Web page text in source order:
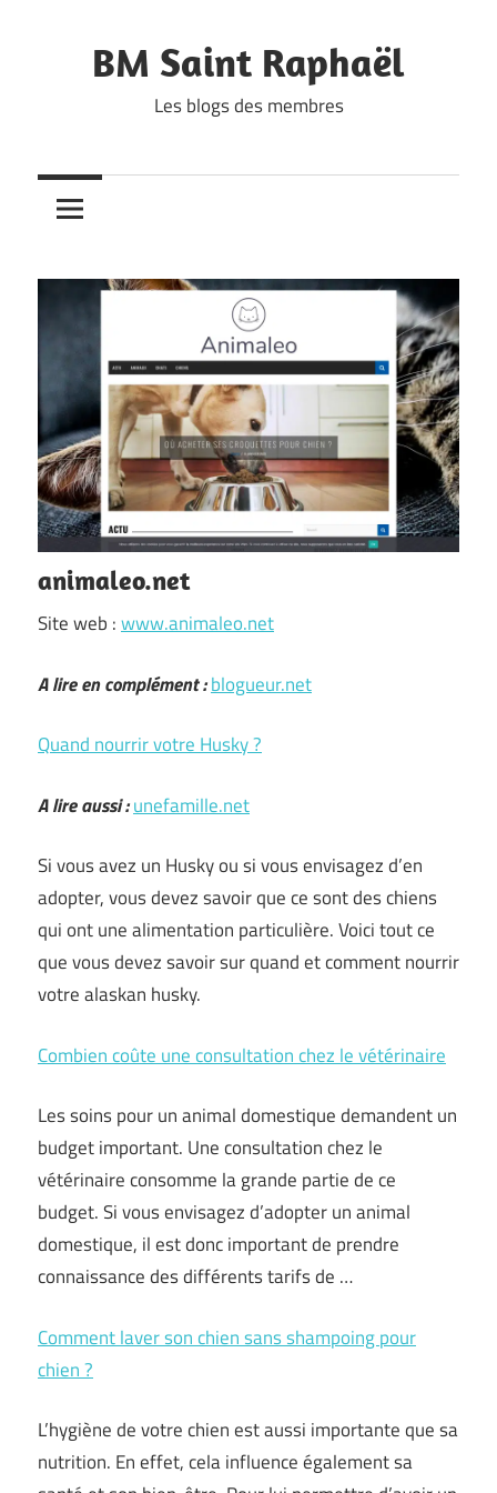
contentBM Saint Raphaël
Les blogs des membres
animaleo.net
Site web :www.animaleo.net
A lire en complément :blogueur.net
Quand nourrir votre Husky ?
A lire aussi :unefamille.net
Si vous avez un Husky ou si vous envisagez d’en
adopter, vous devez savoir que ce sont des chiens
qui ont une alimentation particulière. Voici tout ce
que vous devez savoir sur quand et comment nourrir
votre alaskan husky.
Combien coûte une consultation chez le vétérinaire
Les soins pour un animal domestique demandent un
budget important. Une consultation chez le
vétérinaire consomme la grande partie de ce
budget. Si vous envisagez d’adopter un animal
domestique, il est donc important de prendre
connaissance des différents tarifs de …
Comment laver son chien sans shampoing pour
chien ?
L’hygiène de votre chien est aussi importante que sa
nutrition. En effet, cela influence également sa